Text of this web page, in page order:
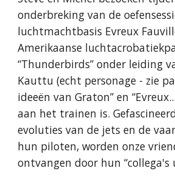
onderbreking van de
luchtmachtbasis Evreux
Amerikaanse
“Thunderbirds” onder leiding
Kauttu (echt personage - zie
ideeën van Graton” en
aan het trainen is.
evoluties van de jets en de
hun piloten, worden onze
ontvangen door hun “collega's